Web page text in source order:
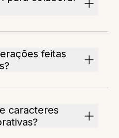
feitas
caracteres